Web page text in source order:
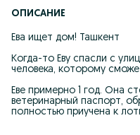
ОПИСАНИЕ
Ева ищет дом! Ташкент
Когда-то Еву спасли с
человека, которому
Еве примерно 1 год. Она
ветеринарный паспорт,
полностью приучена к